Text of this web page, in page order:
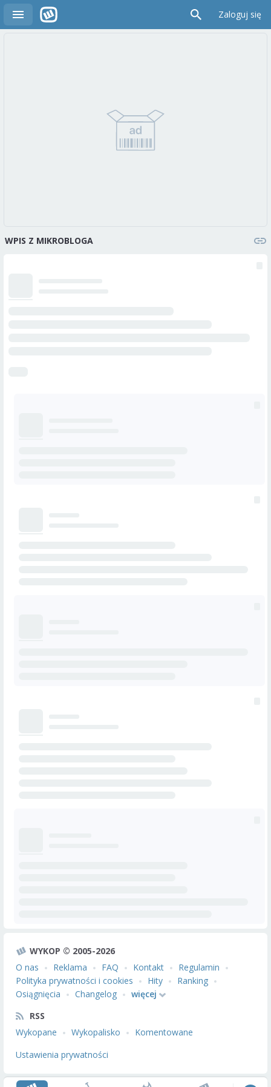
Zaloguj się
WPIS Z MIKROBLOGA
WYKOP © 2005-2026
O nas
Reklama FAQ Kontakt
Regulamin
Polityka prywatności i cookies
Hity
Ranking
Osiągnięcia
Changelog
więcej
RSS
Wykopane
Wykopalisko
Komentowane
Ustawienia prywatności